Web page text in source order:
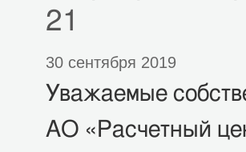
21
30 сентября 2019
Уважаемые
АО «Расчетный